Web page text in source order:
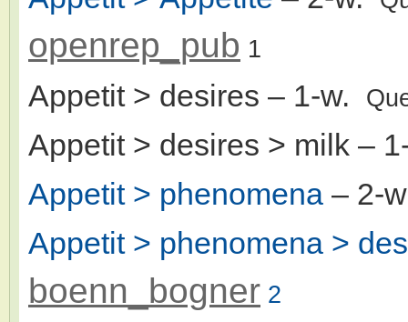
openrep_pub 1
Appetit > desires – 1-w.
Appetit > desires > milk –
Appetit > phenomena – 2-
Appetit > phenomena >
boenn_bogner 2